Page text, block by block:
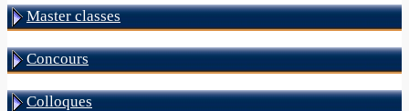
Master classes
Concours
Colloques